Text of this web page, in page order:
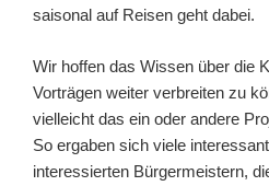
saisonal auf Reisen geht dabei.
Wir hoffen das Wissen über die
Vorträgen weiter verbreiten zu
vielleicht das ein oder andere
So ergaben sich viele
interessierten Bürgermeistern,